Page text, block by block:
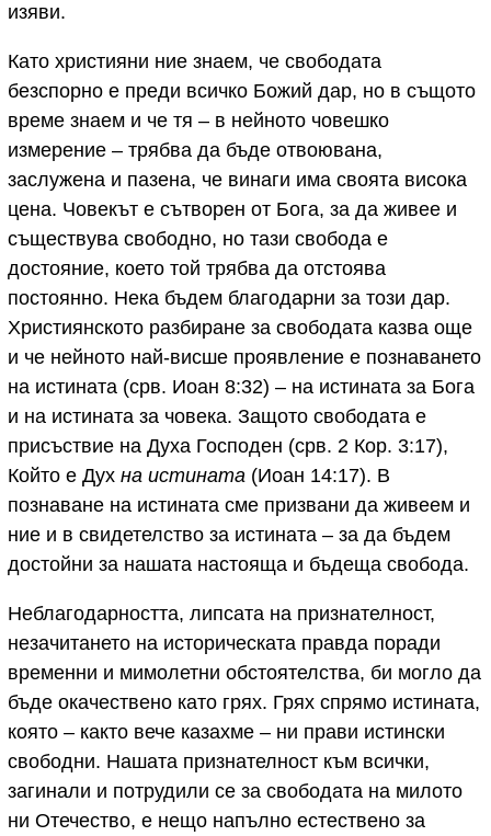
изяви.
Като християни ние знаем, че свободата
безспорно е преди всичко Божий дар, но в същото
време знаем и че тя – в нейното човешко
измерение – трябва да бъде отвоювана,
заслужена и пазена, че винаги има своята висока
цена. Човекът е сътворен от Бога, за да живее и
съществува свободно, но тази свобода е
достояние, което той трябва да отстоява
постоянно. Нека бъдем благодарни за този дар.
Християнското разбиране за свободата казва още
и че нейното най-висше проявление е познаването
на истината (срв. Иоан 8:32) – на истината за Бога
и на истината за човека. Защото свободата е
присъствие на Духа Господен (срв. 2 Кор. 3:17),
Който е Дух на истината (Иоан 14:17). В
познаване на истината сме призвани да живеем и
ние и в свидетелство за истината – за да бъдем
достойни за нашата настояща и бъдеща свобода.
Неблагодарността, липсата на признателност,
незачитането на историческата правда поради
временни и мимолетни обстоятелства, би могло да
бъде окачествено като грях. Грях спрямо истината,
която – както вече казахме – ни прави истински
свободни. Нашата признателност към всички,
загинали и потрудили се за свободата на милото
ни Отечество, е нещо напълно естествено за